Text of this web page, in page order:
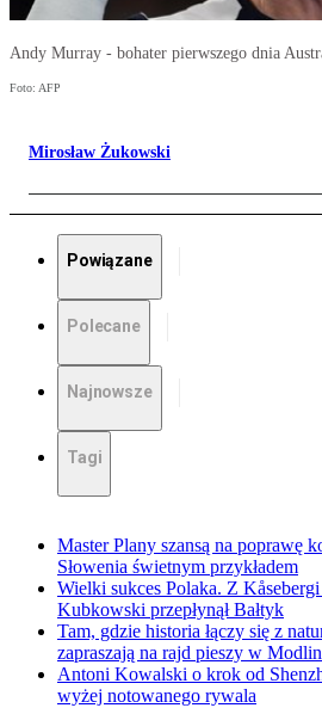
Andy Murray - bohater pierwszego dnia
Foto: AFP
Mirosław Żukowski
Powiązane
Polecane
Najnowsze
Tagi
Master Plany szansą na poprawę
Słowenia świetnym przykładem
Wielki sukces Polaka. Z
Kubkowski przepłynął Bałtyk
Tam, gdzie historia łączy się z
zapraszają na rajd pieszy w
Antoni Kowalski o krok od
wyżej notowanego rywala